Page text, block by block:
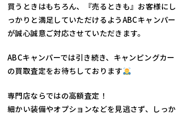
買うときはもちろん、『売るときも』お客様にし
っかりと満足していただけるようABCキャンパー
が誠心誠意ご対応させていただきます。
ABCキャンパーでは引き続き、キャンピングカー
の買取査定をお待ちしております
専門店ならではの高額査定！
細かい装備やオプションなどを見逃さず、しっか